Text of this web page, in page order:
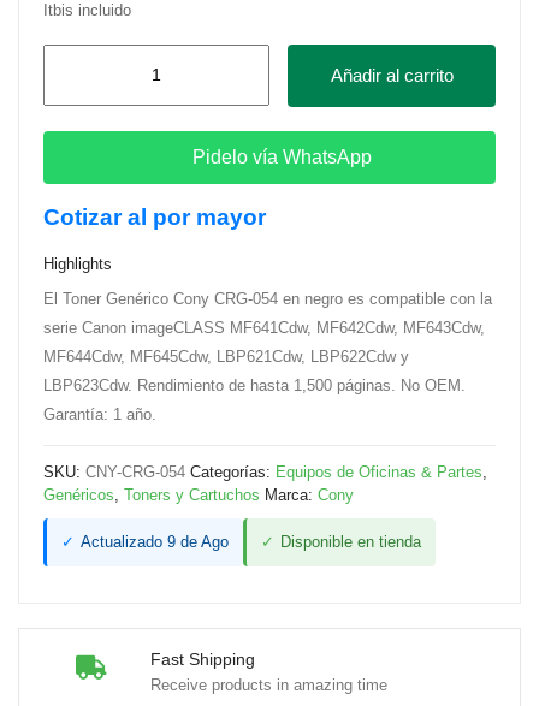
Fast Shipping
Receive products in amazing time
Itbis incluido
054
para
imageCLASS,
Negro
Añadir al carrito
Pidelo vía WhatsApp
Cotizar al por mayor
Highlights
El Toner Genérico Cony CRG-054 en negro es compatible con la
serie Canon imageCLASS MF641Cdw, MF642Cdw, MF643Cdw,
MF644Cdw, MF645Cdw, LBP621Cdw, LBP622Cdw y
LBP623Cdw. Rendimiento de hasta 1,500 páginas. No OEM.
Garantía: 1 año.
SKU: CNY-CRG-054 Categorías: Equipos de Oficinas & Partes
Genéricos Toners y Cartuchos Marca: Cony
✓ Actualizado 9 de Ago ✓ Disponible en tienda